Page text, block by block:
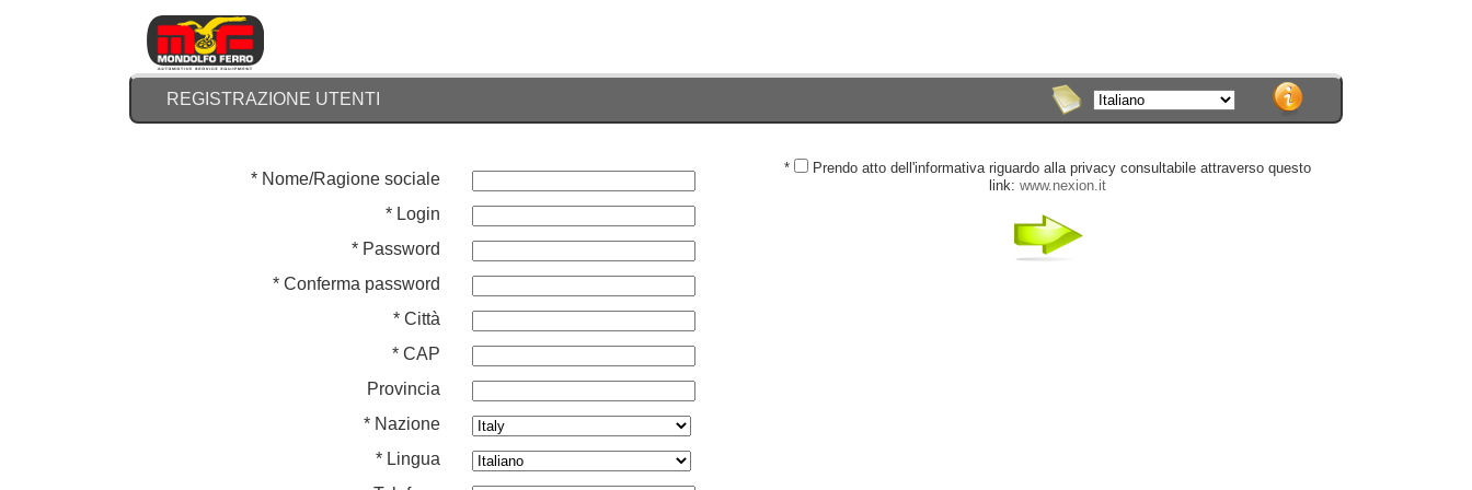
REGISTRAZIONE UTENTI
* Nome/Ragione sociale
* Login
* Password
* Conferma password
* Città
* CAP
Provincia
* Nazione
* Lingua
*
Prendo atto dell'informativa riguardo alla privacy consultabile attraverso questo
link:www.nexion.it